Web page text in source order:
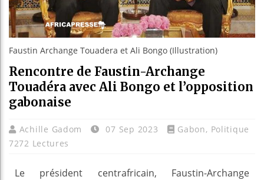
Faustin Archange Touadera et Ali Bongo (Illustration)
Rencontre de Faustin-Archange
Touadéra avec Ali Bongo et l’opposition
gabonaise
Achille Gadom 07 Sep 2023 Gabon, Politique
7272 Lectures
Le président centrafricain, Faustin-Archange